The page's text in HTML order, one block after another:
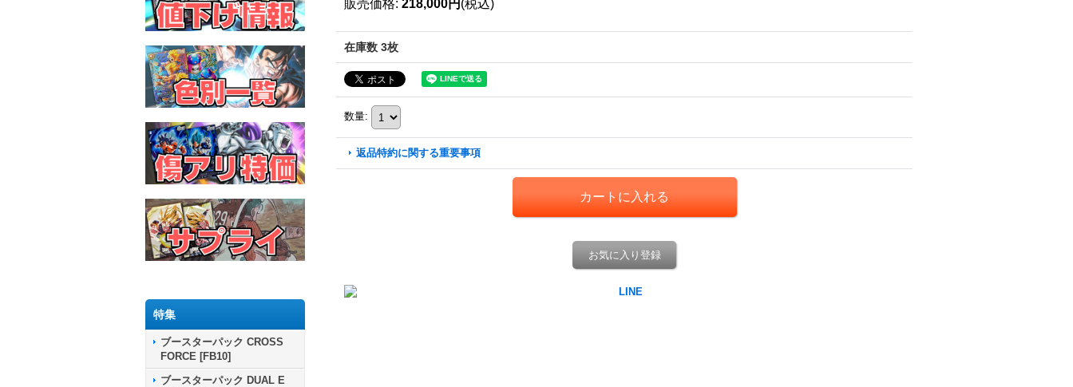
特集
ブースターパック CROSS
FORCE [FB10]
ブースターパック DUAL E
販売価格: 218,000円 (税込)
在庫数 3枚
数量:
返品特約に関する重要事項
お気に入り登録